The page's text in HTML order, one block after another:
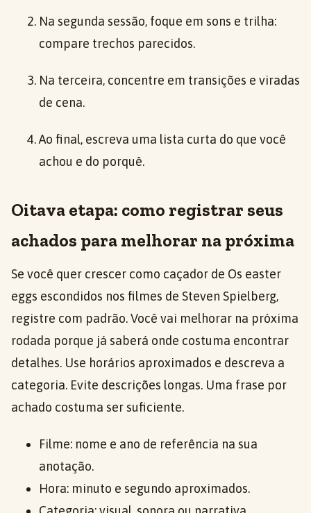
Na segunda sessão, foque em sons e trilha:
compare trechos parecidos.
Na terceira, concentre em transições e viradas
de cena.
Ao final, escreva uma lista curta do que você
achou e do porquê.
Oitava etapa: como registrar seus
achados para melhorar na próxima
Se você quer crescer como caçador de Os easter
eggs escondidos nos filmes de Steven Spielberg,
registre com padrão. Você vai melhorar na próxima
rodada porque já saberá onde costuma encontrar
detalhes. Use horários aproximados e descreva a
categoria. Evite descrições longas. Uma frase por
achado costuma ser suficiente.
Filme: nome e ano de referência na sua
anotação.
Hora: minuto e segundo aproximados.